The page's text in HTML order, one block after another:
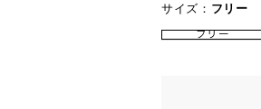
サイズ： フリー
フリー